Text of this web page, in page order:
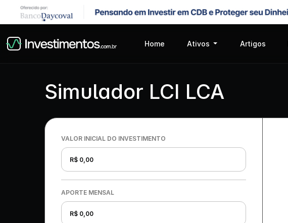
Home Ativos Artigos
Simulador LCI LCA
VALOR INICIAL DO INVESTIMENTO
APORTE MENSAL